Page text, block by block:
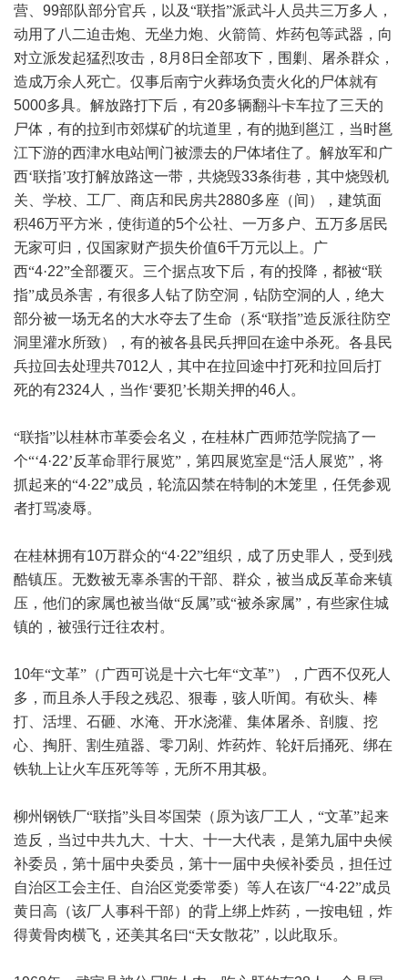
营、 99部队部分官兵，以及“联指”派武斗人员共三万多人，
动用了八二迫击炮、无坐力炮、火箭筒、炸药包等武器，向
对立派发起猛烈攻击， 8月 8日全部攻下，围剿、屠杀群众，
造成万余人死亡。仅事后南宁火葬场负责火化的尸体就有
5000多具。解放路打下后，有20多辆翻斗卡车拉了三天的
尸体，有的拉到市郊煤矿的坑道里，有的抛到邕江，当时邕
江下游的西津水电站闸门被漂去的尸体堵住了。解放军和广
西‘联指’攻打解放路这一带，共烧毁33条街巷，其中烧毁机
关、学校、工厂、商店和民房共2880多座（间），建筑面
积46万平方米，使街道的5个公社、一万多户、五万多居民
无家可归，仅国家财产损失价值6千万元以上。广
西“4·22”全部覆灭。三个据点攻下后，有的投降，都被“联
指”成员杀害，有很多人钻了防空洞，钻防空洞的人，绝大
部分被一场无名的大水夺去了生命（系“联指”造反派往防空
洞里灌水所致），有的被各县民兵押回在途中杀死。各县民
兵拉回去处理共7012 人，其中在拉回途中打死和拉回后打
死的有2324 人，当作‘要犯’长期关押的46 人。
“联指”以桂林市革委会名义，在桂林广西师范学院搞了一
个“‘4·22’反革命罪行展览”，第四展览室是“活人展览”，将
抓起来的“4·22”成员，轮流囚禁在特制的木笼里，任凭参观
者打骂凌辱。
在桂林拥有10万群众的“4·22”组织，成了历史罪人，受到残
酷镇压。无数被无辜杀害的干部、群众，被当成反革命来镇
压，他们的家属也被当做“反属”或“被杀家属”，有些家住城
镇的，被强行迁往农村。
10年“文革”（广西可说是十六七年“文革”），广西不仅死人
多，而且杀人手段之残忍、狠毒，骇人听闻。有砍头、棒
打、活埋、石砸、水淹、开水浇灌、集体屠杀、剖腹、挖
心、掏肝、割生殖器、零刀剐、炸药炸、轮奸后捅死、绑在
铁轨上让火车压死等等，无所不用其极。
柳州钢铁厂“联指”头目岑国荣（原为该厂工人，“文革”起来
造反，当过中共九大、十大、十一大代表，是第九届中央候
补委员，第十届中央委员，第十一届中央候补委员，担任过
自治区工会主任、自治区党委常委）等人在该厂“4·22”成员
黄日高（该厂人事科干部）的背上绑上炸药，一按电钮，炸
得黄骨肉横飞，还美其名曰“天女散花”，以此取乐。